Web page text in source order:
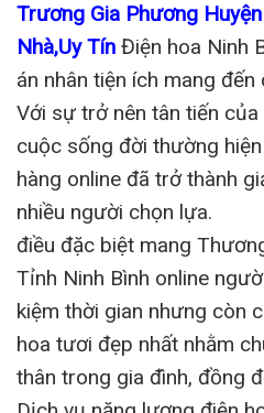
Trương Gia Phương
Nhà,Uy Tín Điện hoa Ninh
án nhân tiện ích mang
Với sự trở nên tân tiến
cuộc sống đời thường
hàng online đã trở thành
nhiều người chọn lựa.
điều đặc biệt mang
Tỉnh Ninh Bình online
kiệm thời gian nhưng còn
hoa tươi đẹp nhất nhằm
thân trong gia đình, đồng